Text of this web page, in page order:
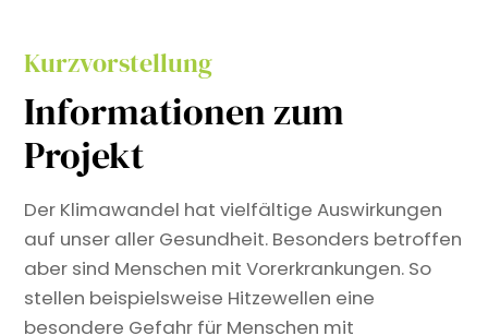
Kurzvorstellung
Informationen zum
Projekt
Der Klimawandel hat vielfältige Auswirkungen
auf unser aller Gesundheit. Besonders betroffen
aber sind Menschen mit Vorerkrankungen. So
stellen beispielsweise Hitzewellen eine
besondere Gefahr für Menschen mit